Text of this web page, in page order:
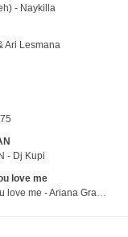
- Naykilla
Ari Lesmana
- Dj Kupi
love me
hate that i made you love me - Ariana Grande